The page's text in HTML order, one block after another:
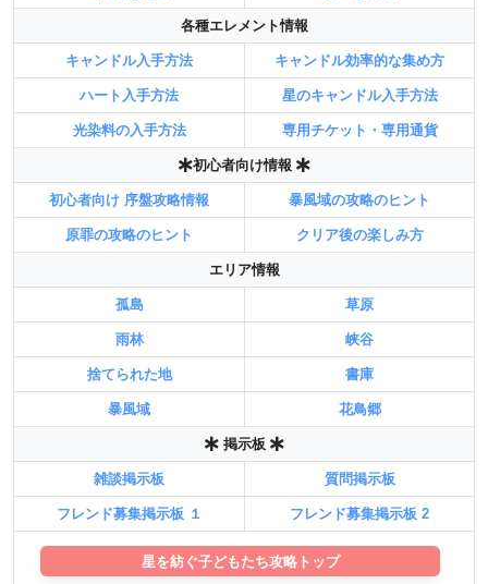
各種エレメント情報
キャンドル入手方法 キャンドル効率的な集め方
ハート入手方法 星のキャンドル入手方法
光染料の入手方法 専用チケット・専用通貨
初心者向け情報
初心者向け 序盤攻略情報 暴風域の攻略のヒント
原罪の攻略のヒント クリア後の楽しみ方
エリア情報
孤島 草原
雨林 峡谷
捨てられた地 書庫
暴風域 花鳥郷
掲示板
雑談掲示板 質問掲示板
フレンド募集掲示板 １ フレンド募集掲示板 2
星を紡ぐ子どもたち攻略トップ